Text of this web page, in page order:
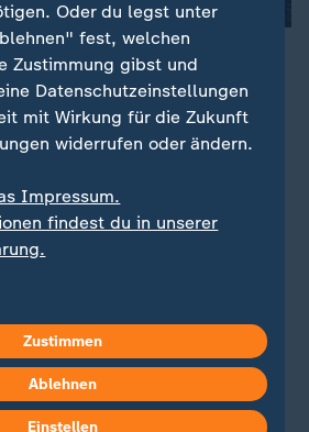
US-Angriff auf
vorbei"
Frederiksen rief die
gegen einen historischen
Es sei "absolut absurd zu
Staaten die Kontrolle über
sollten".
warnte sie am Montag vor den
US-Angriffs auf die Insel
Mitglied Dänemark gehört.
zu einer solchen Attacke
Oder du legst unter
fest, welchen
Zustimmung gibst und
Datenschutzeinstellungen
mit Wirkung für die Zukunft
widerrufen oder ändern.
Impressum.
findest du in unserer
Zustimmen
Ablehnen
Einstellen